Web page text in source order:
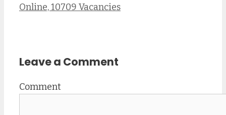
Online, 10709 Vacancies
Leave a Comment
Comment